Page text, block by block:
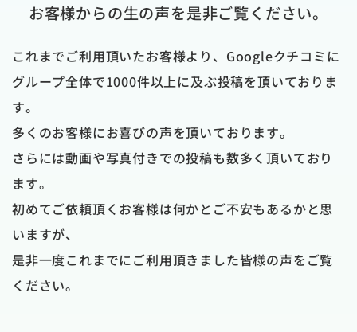
お客様からの生の声を是非ご覧ください。
これまでご利用頂いたお客様より、Googleクチコミに
グループ全体で1000件以上に及ぶ投稿を頂いておりま
す。
多くのお客様にお喜びの声を頂いております。
さらには動画や写真付きでの投稿も数多く頂いており
ます。
初めてご依頼頂くお客様は何かとご不安もあるかと思
いますが、
是非一度これまでにご利用頂きました皆様の声をご覧
ください。